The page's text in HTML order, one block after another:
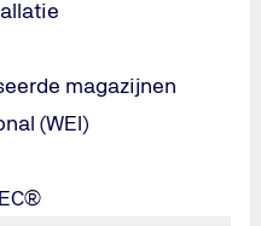
magazijnen
(WEI)